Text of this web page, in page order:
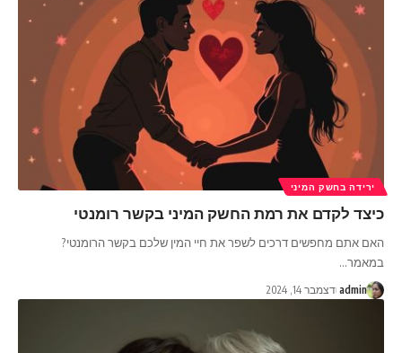
ירידה בחשק המיני
כיצד לקדם את רמת החשק המיני בקשר רומנטי
האם אתם מחפשים דרכים לשפר את חיי המין שלכם בקשר הרומנטי?
במאמר…
admin דצמבר 14, 2024